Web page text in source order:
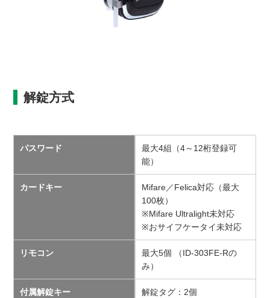
解錠方式
パスワード
最大4組（4～12桁登録可
能）
カードキー
Mifare／Felica対応（最大
100枚）
※Mifare Ultralight未対応
※おサイフケータイ未対応
リモコン
最大5個 （ID-303FE-Rの
み）
付属解錠キー
解錠タグ：2個